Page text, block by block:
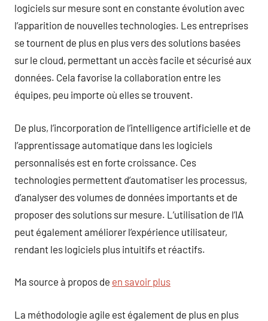
logiciels sur mesure sont en constante évolution avec
l’apparition de nouvelles technologies. Les entreprises
se tournent de plus en plus vers des solutions basées
sur le cloud, permettant un accès facile et sécurisé aux
données. Cela favorise la collaboration entre les
équipes, peu importe où elles se trouvent.
De plus, l’incorporation de l’intelligence artificielle et de
l’apprentissage automatique dans les logiciels
personnalisés est en forte croissance. Ces
technologies permettent d’automatiser les processus,
d’analyser des volumes de données importants et de
proposer des solutions sur mesure. L’utilisation de l’IA
peut également améliorer l’expérience utilisateur,
rendant les logiciels plus intuitifs et réactifs.
Ma source à propos de en savoir plus
La méthodologie agile est également de plus en plus